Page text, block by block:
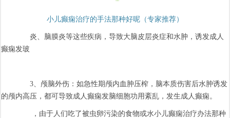
小儿癫痫治疗的手法那种好呢（专家推荐）
炎、脑膜炎等这些疾病，导致大脑皮层炎症和水肿，诱发成人
癫痫发玻
3、颅脑外伤：如急性期颅内血肿压榨，脑本质伤害后水肿诱发
的颅内高压，都可导致成人癫痫发脑细胞功用紊乱，发生成人癫痫。
，由于人们吃了被虫卵污染的食物或水小儿癫痫治疗办法那种